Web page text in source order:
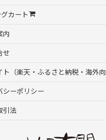
カート
内
せ
ト（楽天・ふるさと納税・海外向
シーポリシー
引法